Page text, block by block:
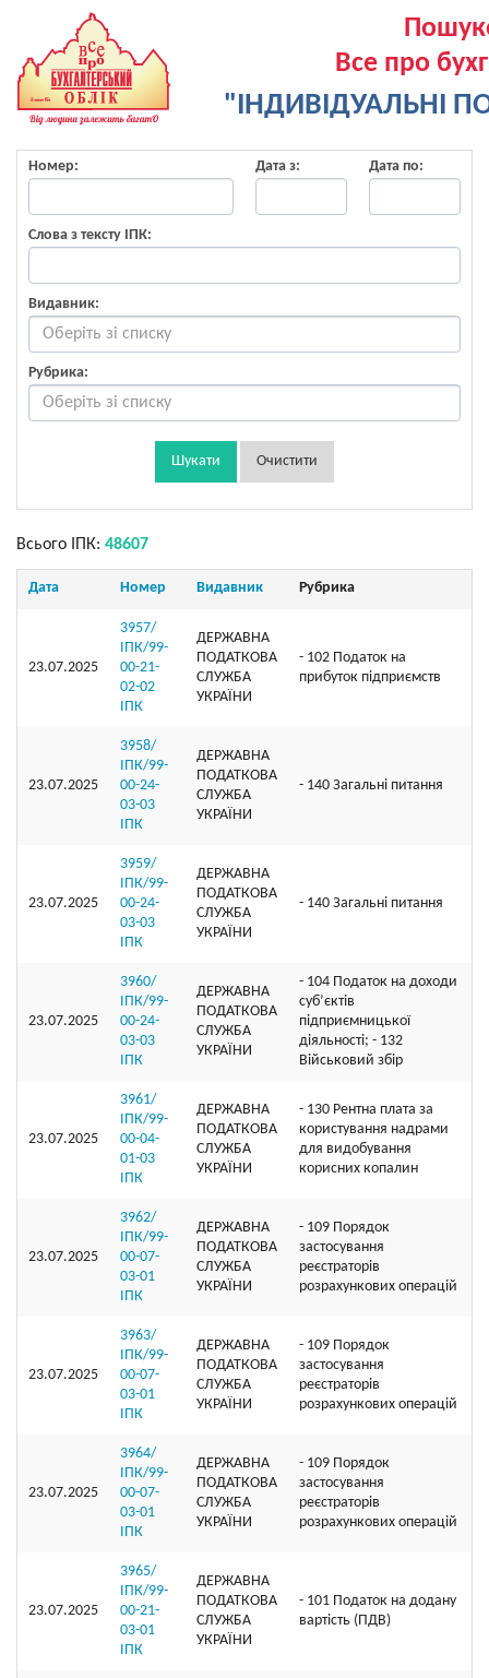
Все про
"ІНДИВІДУАЛЬНІ
Номер: Дата з: Дата по:
Слова з тексту ІПК:
Видавник:
Рубрика:
Шукати Очистити
Всього ІПК: 48607
Дата Номер Видавник Рубрика
23.07.2025
3957/
ІПК/99-
00-21-
02-02
ІПК
ДЕРЖАВНА
ПОДАТКОВА
СЛУЖБА
УКРАЇНИ
- 102 Податок на
прибуток підприємств
23.07.2025
3958/
ІПК/99-
00-24-
03-03
ІПК
ДЕРЖАВНА
ПОДАТКОВА
СЛУЖБА
УКРАЇНИ
- 140 Загальні питання
23.07.2025
3959/
ІПК/99-
00-24-
03-03
ІПК
ДЕРЖАВНА
ПОДАТКОВА
СЛУЖБА
УКРАЇНИ
- 140 Загальні питання
23.07.2025
3960/
ІПК/99-
00-24-
03-03
ІПК
ДЕРЖАВНА
ПОДАТКОВА
СЛУЖБА
УКРАЇНИ
- 104 Податок на доходи
суб’єктів
підприємницької
діяльності; - 132
Військовий збір
23.07.2025
3961/
ІПК/99-
00-04-
01-03
ІПК
ДЕРЖАВНА
ПОДАТКОВА
СЛУЖБА
УКРАЇНИ
- 130 Рентна плата за
користування надрами
для видобування
корисних копалин
23.07.2025
3962/
ІПК/99-
00-07-
03-01
ІПК
ДЕРЖАВНА
ПОДАТКОВА
СЛУЖБА
УКРАЇНИ
- 109 Порядок
застосування
реєстраторів
розрахункових операцій
23.07.2025
3963/
ІПК/99-
00-07-
03-01
ІПК
ДЕРЖАВНА
ПОДАТКОВА
СЛУЖБА
УКРАЇНИ
- 109 Порядок
застосування
реєстраторів
розрахункових операцій
23.07.2025
3964/
ІПК/99-
00-07-
03-01
ІПК
ДЕРЖАВНА
ПОДАТКОВА
СЛУЖБА
УКРАЇНИ
- 109 Порядок
застосування
реєстраторів
розрахункових операцій
23.07.2025
3965/
ІПК/99-
00-21-
03-01
ІПК
ДЕРЖАВНА
ПОДАТКОВА
СЛУЖБА
УКРАЇНИ
- 101 Податок на додану
вартість (ПДВ)